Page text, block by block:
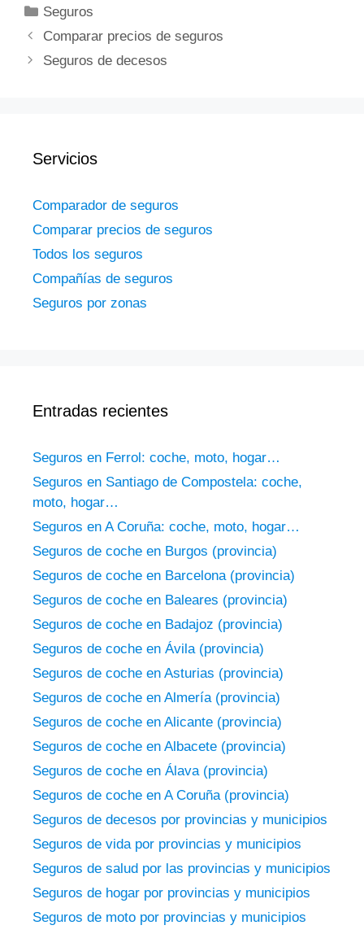
Categorías
Seguros
Comparar precios de seguros
Seguros de decesos
Servicios
Comparador de seguros
Comparar precios de seguros
Todos los seguros
Compañías de seguros
Seguros por zonas
Entradas recientes
Seguros en Ferrol: coche, moto, hogar…
Seguros en Santiago de Compostela: coche,
moto, hogar…
Seguros en A Coruña: coche, moto, hogar…
Seguros de coche en Burgos (provincia)
Seguros de coche en Barcelona (provincia)
Seguros de coche en Baleares (provincia)
Seguros de coche en Badajoz (provincia)
Seguros de coche en Ávila (provincia)
Seguros de coche en Asturias (provincia)
Seguros de coche en Almería (provincia)
Seguros de coche en Alicante (provincia)
Seguros de coche en Albacete (provincia)
Seguros de coche en Álava (provincia)
Seguros de coche en A Coruña (provincia)
Seguros de decesos por provincias y municipios
Seguros de vida por provincias y municipios
Seguros de salud por las provincias y municipios
Seguros de hogar por provincias y municipios
Seguros de moto por provincias y municipios